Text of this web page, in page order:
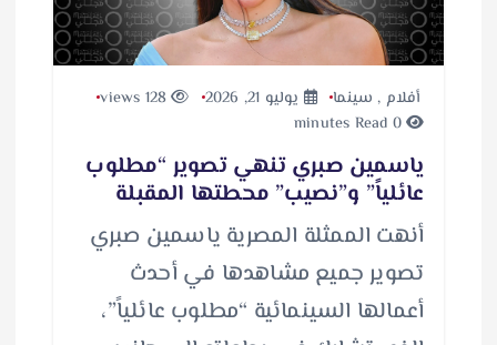
أفلام , سينما يوليو 21, 2026
128 views
0 minutes Read
ياسمين صبري تنهي تصوير “مطلوب
عائلياً” و”نصيب” محطتها المقبلة
أنهت الممثلة المصرية ياسمين صبري
تصوير جميع مشاهدها في أحدث
أعمالها السينمائية “مطلوب عائلياً”،